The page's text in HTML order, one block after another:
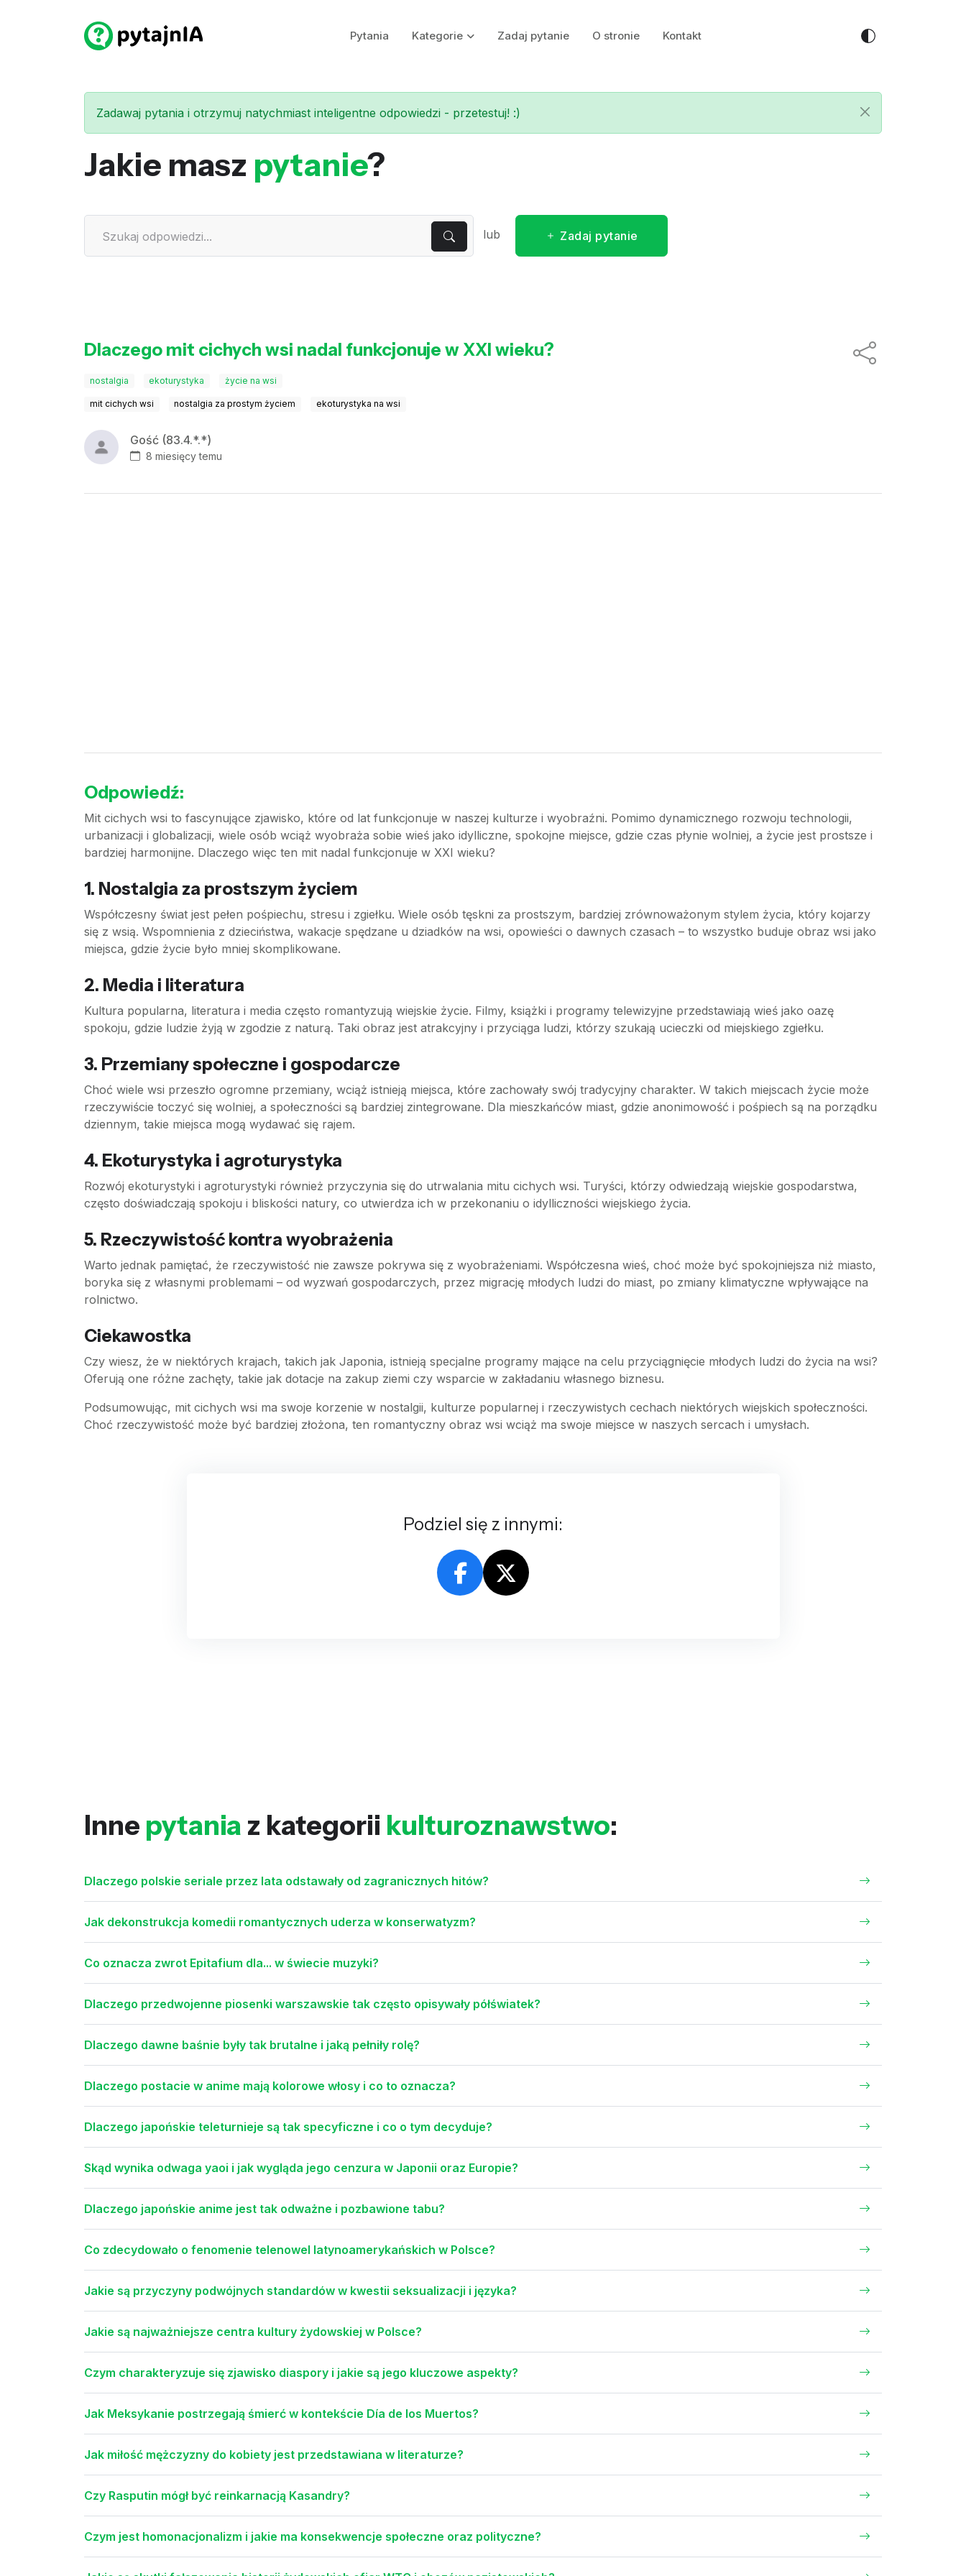
Pytania Kategorie Zadaj pytanie O stronie Kontakt
Zadawaj pytania i otrzymuj natychmiast inteligentne odpowiedzi - przetestuj! :)
Jakie masz pytanie?
lub Zadaj pytanie
Dlaczego mit cichych wsi nadal funkcjonuje w XXI wieku?
nostalgia ekoturystyka życie na wsi
mit cichych wsi nostalgia za prostym życiem ekoturystyka na wsi
Gość (83.4.*.*)
8 miesięcy temu
Odpowiedź:
Mit cichych wsi to fascynujące zjawisko, które od lat funkcjonuje w naszej kulturze i wyobraźni. Pomimo dynamicznego rozwoju technologii,
urbanizacji i globalizacji, wiele osób wciąż wyobraża sobie wieś jako idylliczne, spokojne miejsce, gdzie czas płynie wolniej, a życie jest prostsze i
bardziej harmonijne. Dlaczego więc ten mit nadal funkcjonuje w XXI wieku?
1. Nostalgia za prostszym życiem
Współczesny świat jest pełen pośpiechu, stresu i zgiełku. Wiele osób tęskni za prostszym, bardziej zrównoważonym stylem życia, który kojarzy
się z wsią. Wspomnienia z dzieciństwa, wakacje spędzane u dziadków na wsi, opowieści o dawnych czasach – to wszystko buduje obraz wsi jako
miejsca, gdzie życie było mniej skomplikowane.
2. Media i literatura
Kultura popularna, literatura i media często romantyzują wiejskie życie. Filmy, książki i programy telewizyjne przedstawiają wieś jako oazę
spokoju, gdzie ludzie żyją w zgodzie z naturą. Taki obraz jest atrakcyjny i przyciąga ludzi, którzy szukają ucieczki od miejskiego zgiełku.
3. Przemiany społeczne i gospodarcze
Choć wiele wsi przeszło ogromne przemiany, wciąż istnieją miejsca, które zachowały swój tradycyjny charakter. W takich miejscach życie może
rzeczywiście toczyć się wolniej, a społeczności są bardziej zintegrowane. Dla mieszkańców miast, gdzie anonimowość i pośpiech są na porządku
dziennym, takie miejsca mogą wydawać się rajem.
4. Ekoturystyka i agroturystyka
Rozwój ekoturystyki i agroturystyki również przyczynia się do utrwalania mitu cichych wsi. Turyści, którzy odwiedzają wiejskie gospodarstwa,
często doświadczają spokoju i bliskości natury, co utwierdza ich w przekonaniu o idylliczności wiejskiego życia.
5. Rzeczywistość kontra wyobrażenia
Warto jednak pamiętać, że rzeczywistość nie zawsze pokrywa się z wyobrażeniami. Współczesna wieś, choć może być spokojniejsza niż miasto,
boryka się z własnymi problemami – od wyzwań gospodarczych, przez migrację młodych ludzi do miast, po zmiany klimatyczne wpływające na
rolnictwo.
Ciekawostka
Czy wiesz, że w niektórych krajach, takich jak Japonia, istnieją specjalne programy mające na celu przyciągnięcie młodych ludzi do życia na wsi?
Oferują one różne zachęty, takie jak dotacje na zakup ziemi czy wsparcie w zakładaniu własnego biznesu.
Podsumowując, mit cichych wsi ma swoje korzenie w nostalgii, kulturze popularnej i rzeczywistych cechach niektórych wiejskich społeczności.
Choć rzeczywistość może być bardziej złożona, ten romantyczny obraz wsi wciąż ma swoje miejsce w naszych sercach i umysłach.
Podziel się z innymi:
Inne pytania z kategorii kulturoznawstwo:
Dlaczego polskie seriale przez lata odstawały od zagranicznych hitów?
Jak dekonstrukcja komedii romantycznych uderza w konserwatyzm?
Co oznacza zwrot Epitafium dla... w świecie muzyki?
Dlaczego przedwojenne piosenki warszawskie tak często opisywały półświatek?
Dlaczego dawne baśnie były tak brutalne i jaką pełniły rolę?
Dlaczego postacie w anime mają kolorowe włosy i co to oznacza?
Dlaczego japońskie teleturnieje są tak specyficzne i co o tym decyduje?
Skąd wynika odwaga yaoi i jak wygląda jego cenzura w Japonii oraz Europie?
Dlaczego japońskie anime jest tak odważne i pozbawione tabu?
Co zdecydowało o fenomenie telenowel latynoamerykańskich w Polsce?
Jakie są przyczyny podwójnych standardów w kwestii seksualizacji i języka?
Jakie są najważniejsze centra kultury żydowskiej w Polsce?
Czym charakteryzuje się zjawisko diaspory i jakie są jego kluczowe aspekty?
Jak Meksykanie postrzegają śmierć w kontekście Día de los Muertos?
Jak miłość mężczyzny do kobiety jest przedstawiana w literaturze?
Czy Rasputin mógł być reinkarnacją Kasandry?
Czym jest homonacjonalizm i jakie ma konsekwencje społeczne oraz polityczne?